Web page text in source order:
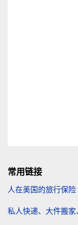
常用链接
人在美国的旅行保险
私人快递、大件搬